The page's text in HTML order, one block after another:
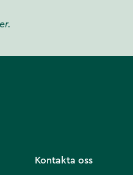
Kontakta oss